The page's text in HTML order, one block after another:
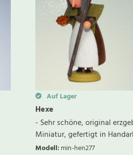
Auf Lager
Hexe
- Sehr schöne, original
Miniatur, gefertigt in
Modell: min-hen277